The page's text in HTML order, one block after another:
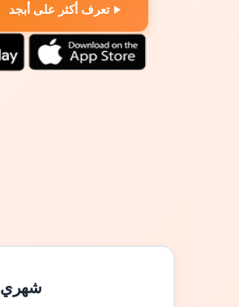
تعرف أكثر على أبجد
شهري